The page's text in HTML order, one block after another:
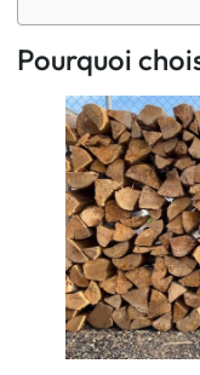
Pourquoi